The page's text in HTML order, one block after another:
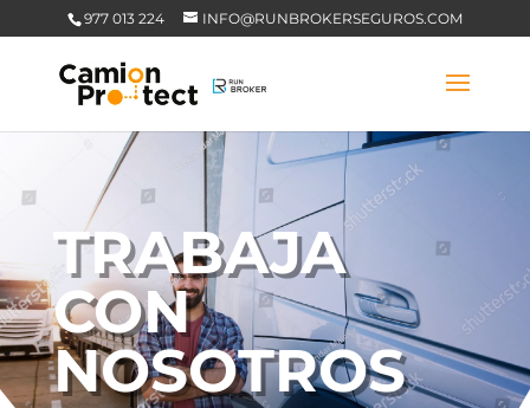
977 013 224 INFO@RUNBROKERSEGUROS.COM
TRABAJA
CON
NOSOTROS